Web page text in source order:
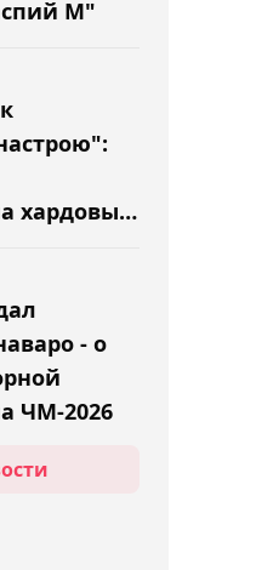
М"
хардовых
- о
ЧМ-2026